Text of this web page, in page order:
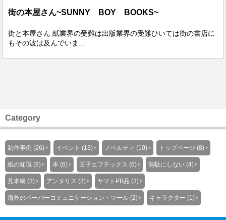
街の本屋さん~SUNNY BOY BOOKS~
街と本屋さん 紙業界の受難は出版業界の受難ひいては街の書店に
もその波は及んでいま...
Category
制作事例 (26) イベント (13) ノベルティ (10) トップページ (8)
紙の知識 (8) 本 (6) 王子エフテックス (6) 無駄にしない (4)
見本帳 (3) アンタリス (3) ヤマトPB品 (3)
海外のペーパーコミュニケーション・ツール (2) キャラクター (1)